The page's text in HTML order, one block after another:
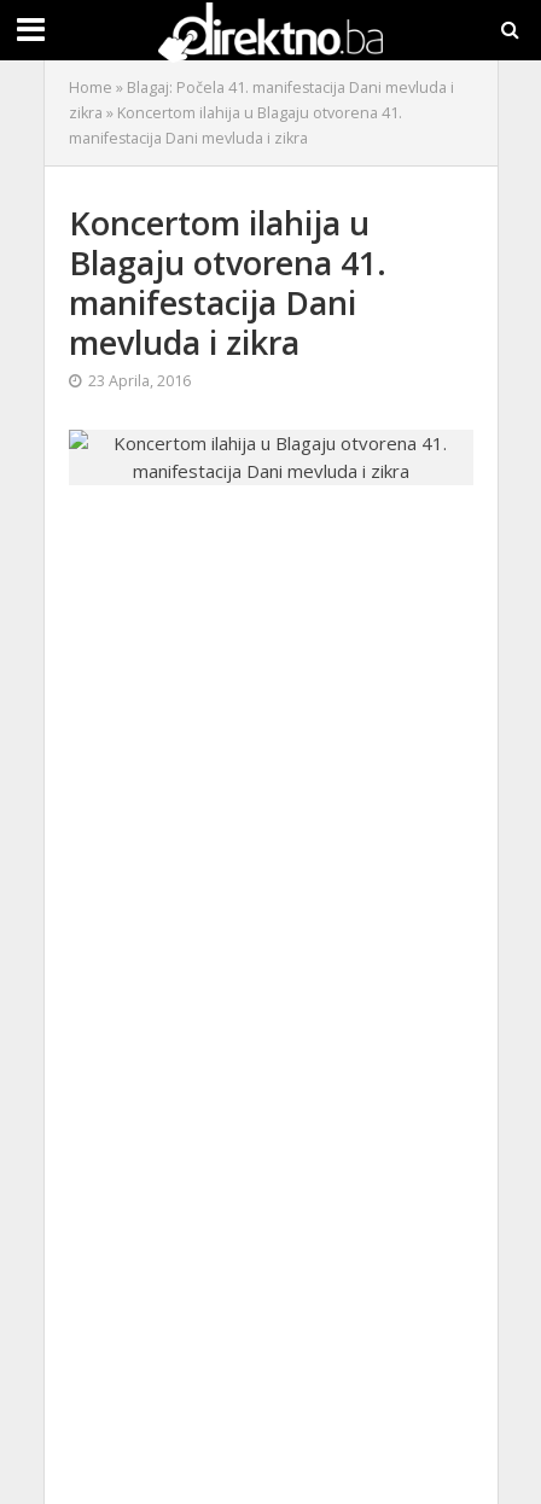
Home » Blagaj: Počela 41. manifestacija Dani mevluda i
zikra » Koncertom ilahija u Blagaju otvorena 41.
manifestacija Dani mevluda i zikra
Koncertom ilahija u
Blagaju otvorena 41.
manifestacija Dani
mevluda i zikra
23 Aprila, 2016